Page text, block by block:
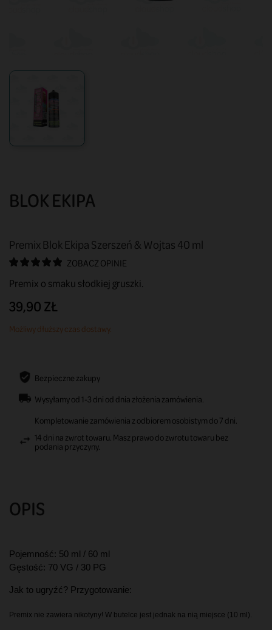
BLOK EKIPA
Premix Blok Ekipa Szerszeń & Wojtas 40 ml
ZOBACZ OPINIE
Premix o smaku słodkiej gruszki.
39,90 ZŁ
Możliwy dłuższy czas dostawy.
Bezpieczne zakupy
Wysyłamy od 1-3 dni od dnia złożenia zamówienia.
Kompletowanie zamówienia z odbiorem osobistym do 7 dni.
14 dni na zwrot towaru. Masz prawo do zwrotu towaru bez
podania przyczyny.
OPIS
Pojemność: 50 ml / 60 ml
Gęstość: 70 VG / 30 PG
Jak to ugryźć? Przygotowanie:
Premix nie zawiera nikotyny! W butelce jest jednak na nią miejsce (10 ml).